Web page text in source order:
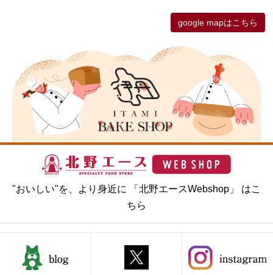
google mapはこちら
"おいしい"を、より身近に 「北野エースWebshop」 はこ
ちら